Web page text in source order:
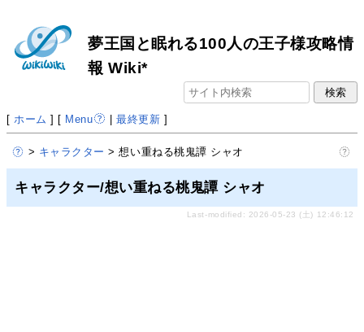
夢王国と眠れる100人の王子様攻略情
報 Wiki*
[ ホーム ] [ Menu |最終更新 ]
> キャラクター > 想い重ねる桃鬼譚 シャオ
キャラクター/想い重ねる桃鬼譚 シャオ
Last-modified: 2026-05-23 (土) 12:46:12